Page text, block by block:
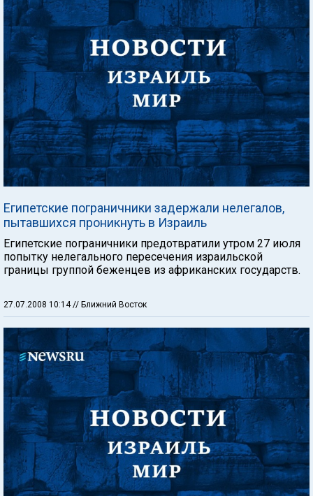
Египетские пограничники задержали нелегалов,
пытавшихся проникнуть в Израиль
Египетские пограничники предотвратили утром 27 июля
попытку нелегального пересечения израильской
границы группой беженцев из африканских государств.
27.07.2008 10:14// Ближний Восток